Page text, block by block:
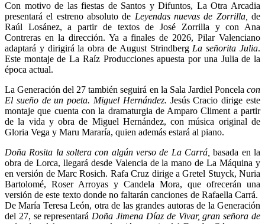
Con motivo de las fiestas de Santos y Difuntos, La Otra Arcadia
presentará el estreno absoluto de Leyendas nuevas de Zorrilla,de
Raúl Losánez, a partir de textos de José Zorrilla y con Ana
Contreras en la dirección. Ya a finales de 2026, Pilar Valenciano
adaptará y dirigirá la obra de August StrindbergLa señorita Julia.
Este montaje de La Raíz Producciones apuesta por una Julia de la
época actual.
La Generación del 27 también seguirá en la Sala Jardiel Poncela con
El sueño de un poeta. Miguel Hernández. Jesús Cracio dirige este
montaje que cuenta con la dramaturgia de Amparo Climent a partir
de la vida y obra de Miguel Hernández, con música original de
Gloria Vega y Maru Mararía, quien además estará al piano.
Doña Rosita la soltera con algún verso de La Carrá, basada en la
obra de Lorca, llegará desde Valencia de la mano de La Máquina y
en versión de Marc Rosich. Rafa Cruz dirige a Gretel Stuyck, Nuria
Bartolomé, Roser Arroyas y Candela Mora, que ofrecerán una
versión de este texto donde no faltarán canciones de Rafaella Carrá.
De María Teresa León, otra de las grandes autoras de la Generación
del 27, se representará Doña Jimena Díaz de Vivar, gran señora de